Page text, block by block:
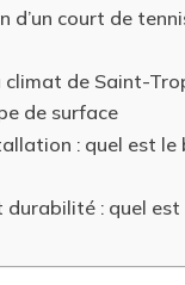
d’un court de
climat de Saint-
de surface
: quel est le
durabilité : quel est